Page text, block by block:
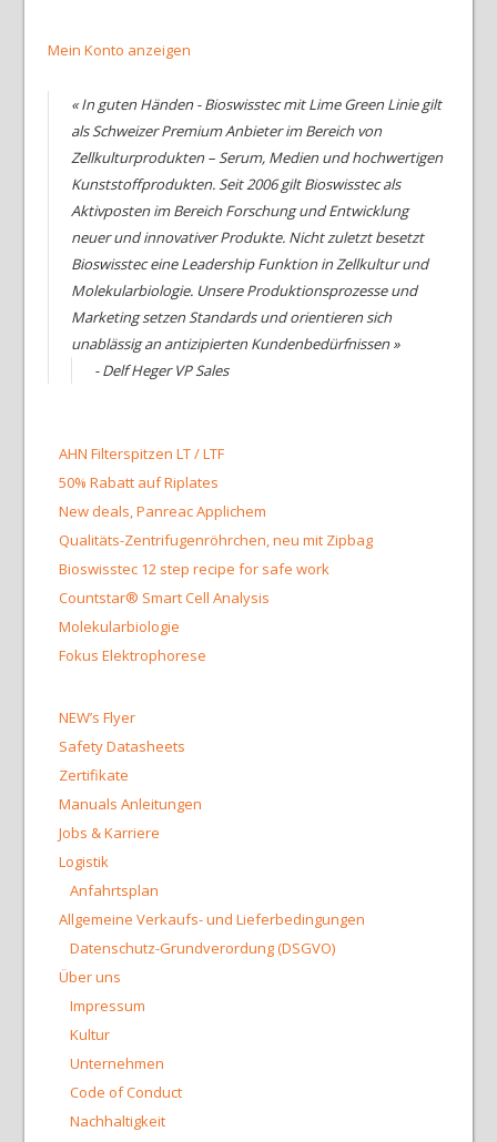
Mein Konto anzeigen
« In guten Händen - Bioswisstec mit Lime Green Linie gilt
als Schweizer Premium Anbieter im Bereich von
Zellkulturprodukten – Serum, Medien und hochwertigen
Kunststoffprodukten. Seit 2006 gilt Bioswisstec als
Aktivposten im Bereich Forschung und Entwicklung
neuer und innovativer Produkte. Nicht zuletzt besetzt
Bioswisstec eine Leadership Funktion in Zellkultur und
Molekularbiologie. Unsere Produktionsprozesse und
Marketing setzen Standards und orientieren sich
unablässig an antizipierten Kundenbedürfnissen »
- Delf Heger VP Sales
AHN Filterspitzen LT / LTF
50% Rabatt auf Riplates
New deals, Panreac Applichem
Qualitäts-Zentrifugenröhrchen, neu mit Zipbag
Bioswisstec 12 step recipe for safe work
Countstar® Smart Cell Analysis
Molekularbiologie
Fokus Elektrophorese
NEW’s Flyer
Safety Datasheets
Zertifikate
Manuals Anleitungen
Jobs & Karriere
Logistik
Anfahrtsplan
Allgemeine Verkaufs- und Lieferbedingungen
Datenschutz-Grundverordung (DSGVO)
Über uns
Impressum
Kultur
Unternehmen
Code of Conduct
Nachhaltigkeit